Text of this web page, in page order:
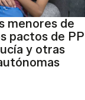
menores de
pactos de PP
y otras